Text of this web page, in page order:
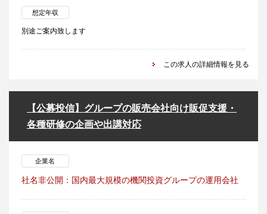
想定年収
別途ご案内致します
この求人の詳細情報を見る
【公募投信】グループの販売会社向け販促支援・
各種研修の企画や出講対応
企業名
社名非公開：国内最大規模の機関投資グループの運用会社